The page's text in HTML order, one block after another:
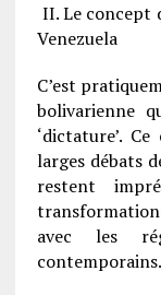
II. Le concept
Venezuela
C’est
bolivarienne
‘dictature’.
larges débats
restent
avec les
contemporains.